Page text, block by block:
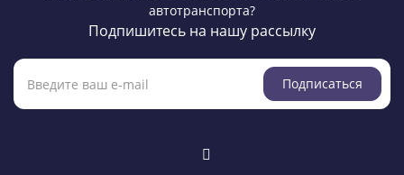
автотранспорта?
Подпишитесь на нашу рассылку
Подписаться